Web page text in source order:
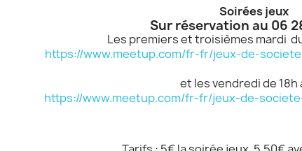
Soirées jeux
Sur réservation au 06
Les premiers et troisièmes mardi
https://www.meetup.com/fr-fr/jeux-de-
et les vendredi de 18h
https://www.meetup.com/fr-fr/jeux-de-
une liste d'envies
de la liste d'envies